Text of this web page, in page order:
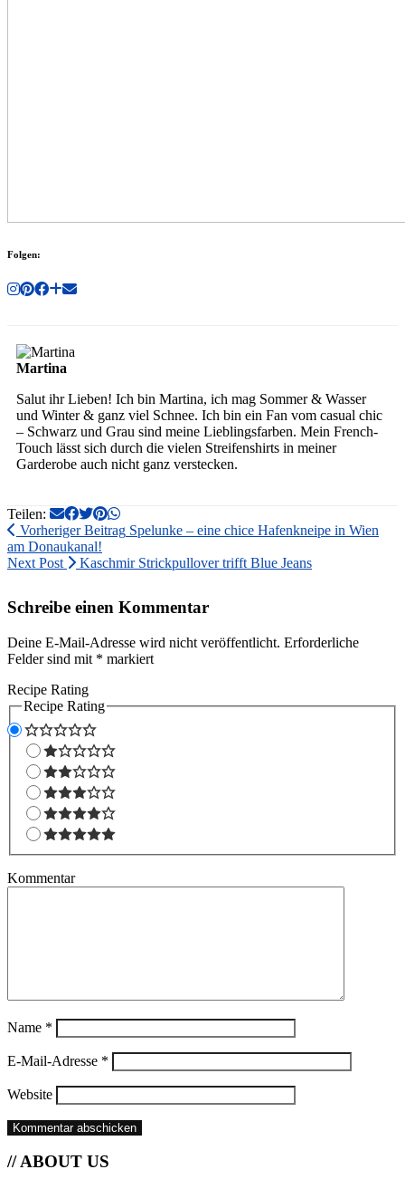
Folgen:
Martina
Salut ihr Lieben! Ich bin Martina, ich mag Sommer & Wasser
und Winter & ganz viel Schnee. Ich bin ein Fan vom casual chic
– Schwarz und Grau sind meine Lieblingsfarben. Mein French-
Touch lässt sich durch die vielen Streifenshirts in meiner
Garderobe auch nicht ganz verstecken.
Teilen:
Vorheriger Beitrag Spelunke – eine chice Hafenkneipe in Wien
am Donaukanal!
Next Post
Kaschmir Strickpullover trifft Blue Jeans
Schreibe einen Kommentar
Deine E-Mail-Adresse wird nicht veröffentlicht. Erforderliche
Felder sind mit * markiert
Recipe Rating
Recipe Rating
Kommentar
Name *
E-Mail-Adresse *
Website
// ABOUT US